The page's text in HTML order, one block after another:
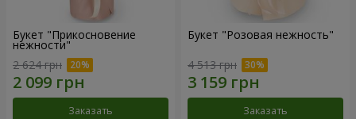
Букет "Прикосновение
нежности"
2 624 грн
Заказать
Букет "Розовая нежность"
4 513 грн
Заказать